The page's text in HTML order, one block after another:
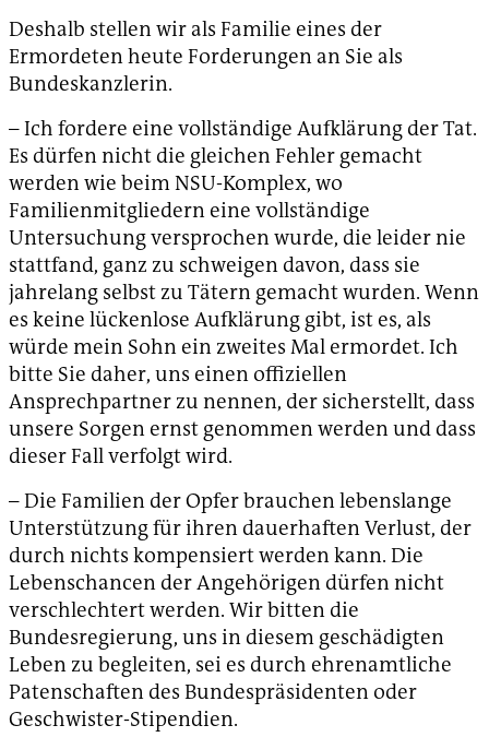
Deshalb stellen wir als Familie eines der
Ermordeten heute Forderungen an Sie als
Bundeskanzlerin.
– Ich fordere eine vollständige Aufklärung der Tat.
Es dürfen nicht die gleichen Fehler gemacht
werden wie beim NSU-Komplex, wo
Familienmitgliedern eine vollständige
Untersuchung versprochen wurde, die leider nie
stattfand, ganz zu schweigen davon, dass sie
jahrelang selbst zu Tätern gemacht wurden. Wenn
es keine lückenlose Aufklärung gibt, ist es, als
würde mein Sohn ein zweites Mal ermordet. Ich
bitte Sie daher, uns einen offiziellen
Ansprechpartner zu nennen, der sicherstellt, dass
unsere Sorgen ernst genommen werden und dass
dieser Fall verfolgt wird.
– Die Familien der Opfer brauchen lebenslange
Unterstützung für ihren dauerhaften Verlust, der
durch nichts kompensiert werden kann. Die
Lebenschancen der Angehörigen dürfen nicht
verschlechtert werden. Wir bitten die
Bundesregierung, uns in diesem geschädigten
Leben zu begleiten, sei es durch ehrenamtliche
Patenschaften des Bundespräsidenten oder
Geschwister-Stipendien.